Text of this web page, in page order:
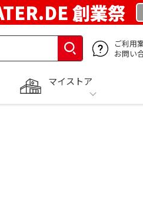
創業祭
ご利用
お問い
マイストア